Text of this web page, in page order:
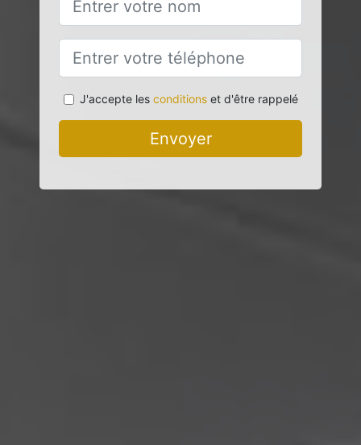
J'accepte les conditionset d'être rappelé
Envoyer